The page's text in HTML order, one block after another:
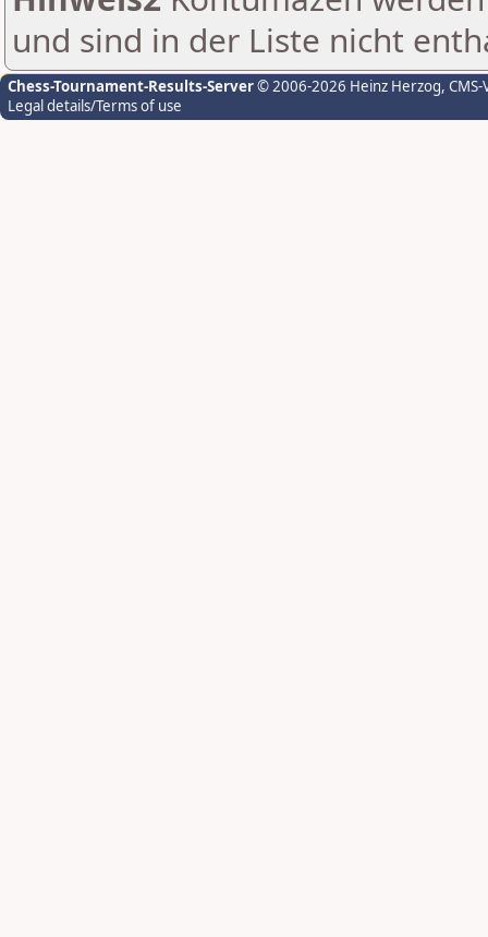
und sind in der Liste nicht
Chess-Tournament-Results-Server© 2006-2026 Heinz Herzog,
Legal details/Terms of use